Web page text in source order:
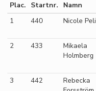
Plac.
Startnr. Namn
1
440 Nicole Peli
2 433
Mikaela
Holmberg
3 442
Rebecka